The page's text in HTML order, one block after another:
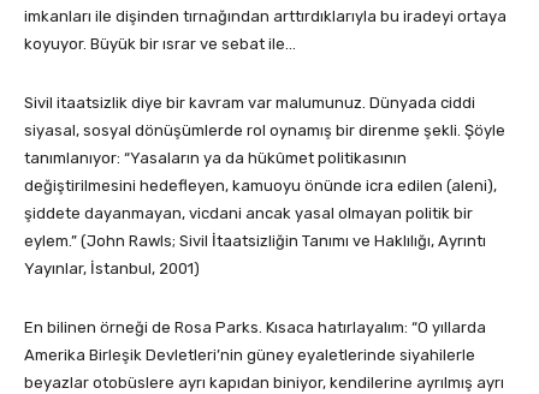
imkanları ile dişinden tırnağından arttırdıklarıyla bu iradeyi ortaya
koyuyor. Büyük bir ısrar ve sebat ile…
Sivil itaatsizlik diye bir kavram var malumunuz. Dünyada ciddi
siyasal, sosyal dönüşümlerde rol oynamış bir direnme şekli. Şöyle
tanımlanıyor: “Yasaların ya da hükûmet politikasının
değiştirilmesini hedefleyen, kamuoyu önünde icra edilen (aleni),
şiddete dayanmayan, vicdani ancak yasal olmayan politik bir
eylem.” (John Rawls; Sivil İtaatsizliğin Tanımı ve Haklılığı, Ayrıntı
Yayınlar, İstanbul, 2001)
En bilinen örneği de Rosa Parks. Kısaca hatırlayalım: “O yıllarda
Amerika Birleşik Devletleri’nin güney eyaletlerinde siyahilerle
beyazlar otobüslere ayrı kapıdan biniyor, kendilerine ayrılmış ayrı